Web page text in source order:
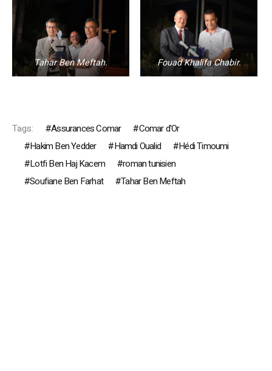
Tahar Ben Meftah. Fouad Khalifa Chabir.
Tags: Assurances Comar
Comar d'Or
Hakim Ben Yedder
Hamdi Oualid
Hédi Timoumi
Lotfi Ben Haj Kacem
roman tunisien
Soufiane Ben Farhat
Tahar Ben Meftah